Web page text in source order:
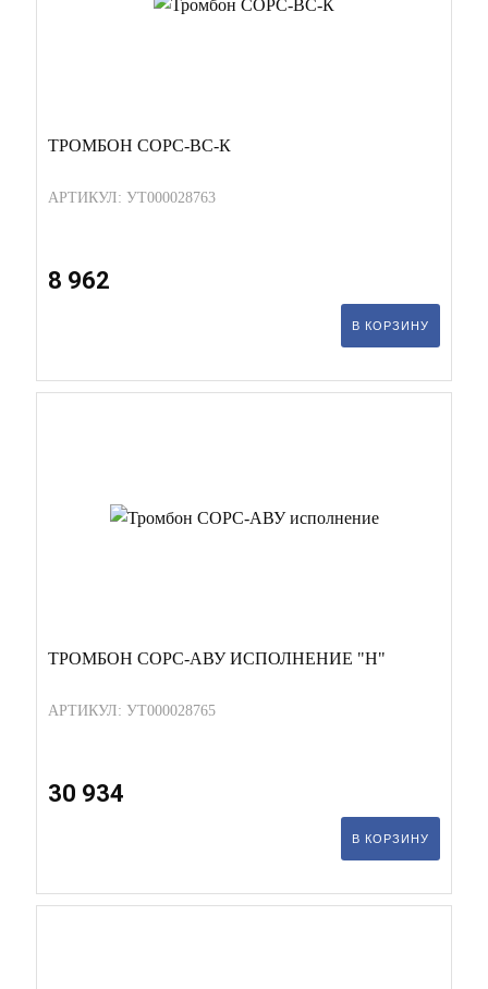
ТРОМБОН СОРС-ВС-К
АРТИКУЛ: УТ000028763
8 962
В КОРЗИНУ
ТРОМБОН СОРС-АВУ ИСПОЛНЕНИЕ "Н"
АРТИКУЛ: УТ000028765
30 934
В КОРЗИНУ